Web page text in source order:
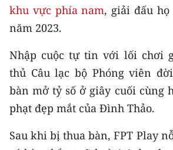
RADIO
MEDIA CENTER
E-Magazine
Video
Media Chính trị
khu vực phía nam, giải đấu
năm 2023.
Nhập cuộc tự tin với lối chơi
thủ Câu lạc bộ Phóng viên
bàn mở tỷ số ở giây cuối cùng
phạt đẹp mắt của Đình Thảo.
Sau khi bị thua bàn, FPT Play